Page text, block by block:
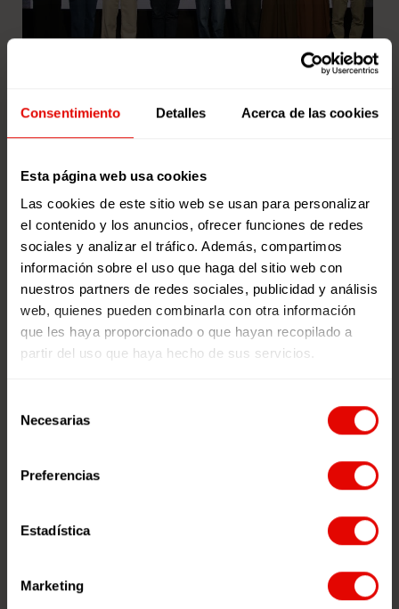
Consentimiento Detalles Acerca de las cookies
Esta página web usa cookies
Las cookies de este sitio web se usan para personalizar
el contenido y los anuncios, ofrecer funciones de redes
sociales y analizar el tráfico. Además, compartimos
información sobre el uso que haga del sitio web con
nuestros partners de redes sociales, publicidad y análisis
web, quienes pueden combinarla con otra información
que les haya proporcionado o que hayan recopilado a
partir del uso que haya hecho de sus servicios.
Necesarias
Preferencias
Estadística
Marketing
Entreculturas reúne a jóvenes, a la
ministra Sira Rego y al director de
la AECID Antón Leis en el 25º
aniversario de la RSJ
Más de 16.000 jóvenes han participado desde
2001 en esta iniciativa que impulsa la participación
social en centros educativos y […]
10 de abril de 2026